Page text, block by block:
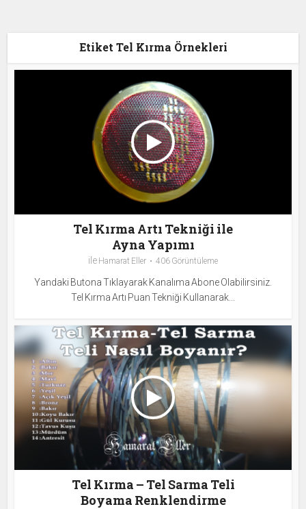
Etiket Tel Kırma Örnekleri
Tel Kırma Artı Tekniği ile
Ayna Yapımı
ile Hamarat Eller 406 Görüntüleme
Yandaki Butona Tıklayarak Kanalıma Abone Olabilirsiniz.
Tel Kırma Artı Puan Tekniği Kullanarak...
Tel Kırma – Tel Sarma Teli
Boyama Renklendirme